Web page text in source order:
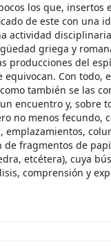
los que, insertos
de este con una
actividad
griega y
producciones del
Con todo,
también se las
encuentro y, sobre
no menos fecundo,
fragmentos de
etcétera), cuya
comprensión y